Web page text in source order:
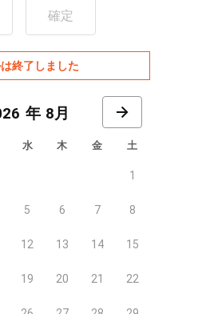
確定
終了しました
8月
水 木 金 土
1
5 6 7 8
12 13 14 15
19 20 21 22